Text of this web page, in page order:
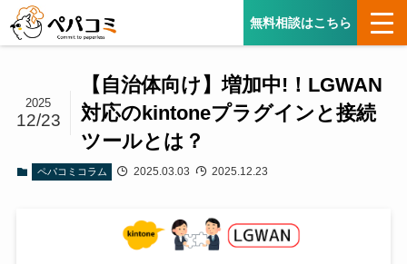
無料相談はこちら
【自治体向け】増加中!！LGWAN
対応のkintoneプラグインと接続
ツールとは？
2025
12/23
ペパコミコラム 2025.03.03 2025.12.23